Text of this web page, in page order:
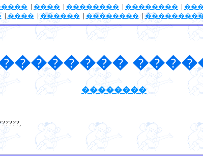
| ���� | �������� | �������� |
|����|������| ��������|
��������
,